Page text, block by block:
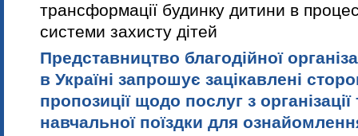
трансформації будинку дитини в
системи захисту дітей
Представництво благодійної
в Україні запрошує зацікавлені
пропозиції щодо послуг з
навчальної поїздки для